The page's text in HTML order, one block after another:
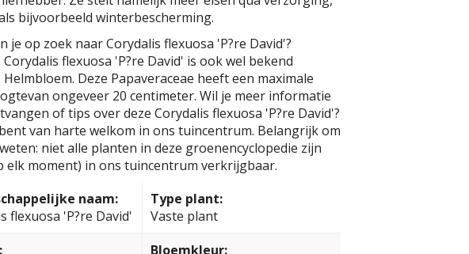
bijvoorbeeld winterbescherming.
je op zoek naar Corydalis flexuosa 'P?re David'?
Corydalis flexuosa 'P?re David' is ook wel bekend
Helmbloem. Deze Papaveraceae heeft een maximale
ongeveer 20 centimeter. Wil je meer informatie
of tips over deze Corydalis flexuosa 'P?re David'?
van harte welkom in ons tuincentrum. Belangrijk om
niet alle planten in deze groenencyclopedie zijn
elk moment) in ons tuincentrum verkrijgbaar.
naam:
flexuosa 'P?re David'
Type plant:
Vaste plant
Bloemkleur: